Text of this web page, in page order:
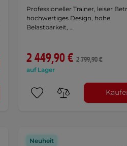
Professioneller Trainer, leiser
hochwertiges Design, hohe
Belastbarkeit, …
2 449,90 € 2 799,90 €
auf Lager
Neuheit